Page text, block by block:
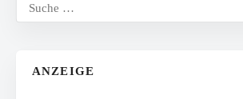
ANZEIGE